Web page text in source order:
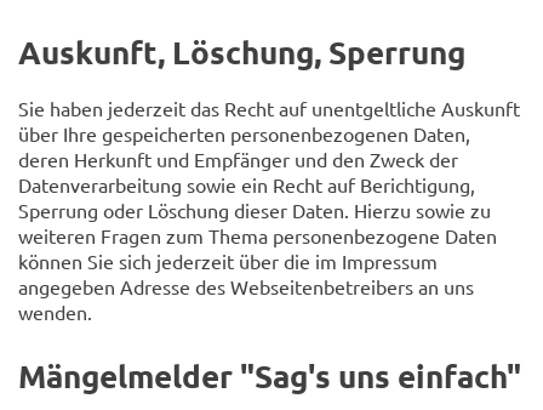
Auskunft, Löschung, Sperrung
Sie haben jederzeit das Recht auf unentgeltliche Auskunft
über Ihre gespeicherten personenbezogenen Daten,
deren Herkunft und Empfänger und den Zweck der
Datenverarbeitung sowie ein Recht auf Berichtigung,
Sperrung oder Löschung dieser Daten. Hierzu sowie zu
weiteren Fragen zum Thema personenbezogene Daten
können Sie sich jederzeit über die im Impressum
angegeben Adresse des Webseitenbetreibers an uns
wenden.
Mängelmelder "Sag's uns einfach"